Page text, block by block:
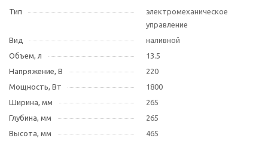
Тип
электромеханическое
управление
Вид
наливной
Объем, л
13.5
Напряжение, В
220
Мощность, Вт
1800
Ширина, мм
265
Глубина, мм
265
Высота, мм
465